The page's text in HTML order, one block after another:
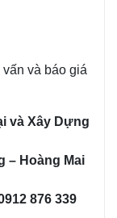
và báo giá
và Xây Dựng
– Hoàng Mai
876 339